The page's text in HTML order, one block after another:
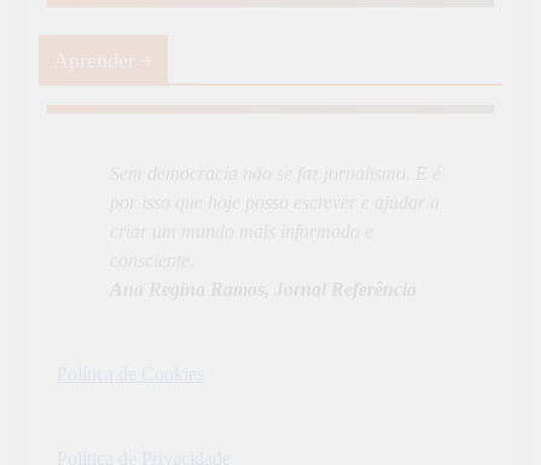
Aprender +
Aprender Mais 19 News